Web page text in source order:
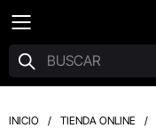
INICIO / TIENDA ONLINE /